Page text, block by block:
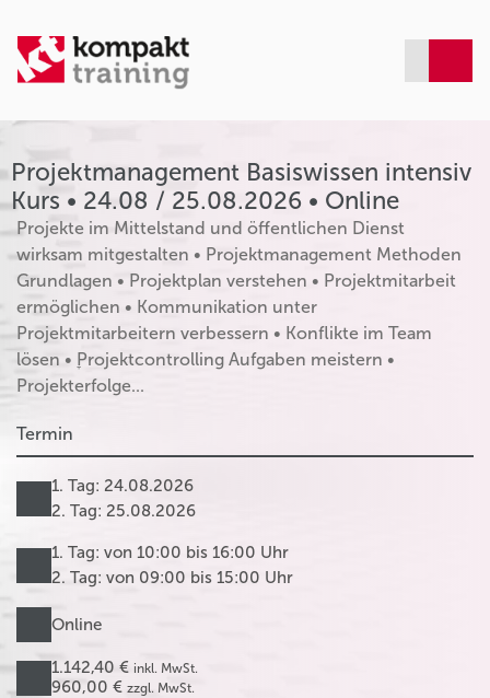
Projektmanagement Basiswissen intensiv
Kurs • 24.08 / 25.08.2026 • Online
Projekte im Mittelstand und öffentlichen Dienst
wirksam mitgestalten • Projektmanagement Methoden
Grundlagen • Projektplan verstehen • Projektmitarbeit
ermöglichen • Kommunikation unter
Projektmitarbeitern verbessern • Konflikte im Team
lösen • ׇProjektcontrolling Aufgaben meistern •
Projekterfolge...
Termin
1. Tag: 24.08.2026
2. Tag: 25.08.2026
1. Tag: von 10:00 bis 16:00 Uhr
2. Tag: von 09:00 bis 15:00 Uhr
Online
1.142,40 € inkl. MwSt.
960,00 € zzgl. MwSt.